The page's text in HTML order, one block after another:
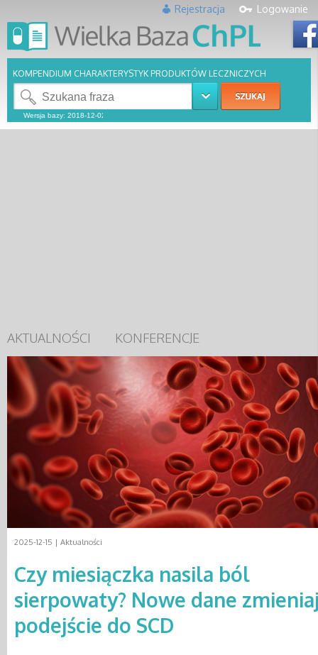
Logowanie
Rejestracja
KOMPENDIUM CHARAKTERYSTYK PRODUKTÓW LECZNICZYCH
AKTUALNOŚCI KONFERENCJE
2025-12-15 | Aktualności
Czy miesiączka nasila ból
sierpowaty? Nowe dane
podejście do SCD